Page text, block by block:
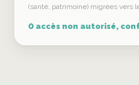
(santé, patrimoine) migrées vers
0 accès non autorisé,